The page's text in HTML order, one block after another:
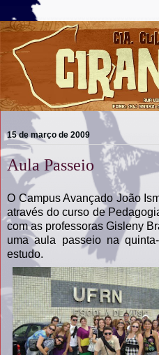
15 de março de 2009
Aula Passeio
O Campus Avançado João
através do curso de
com as professoras Gisleny
uma aula passeio na
estudo.